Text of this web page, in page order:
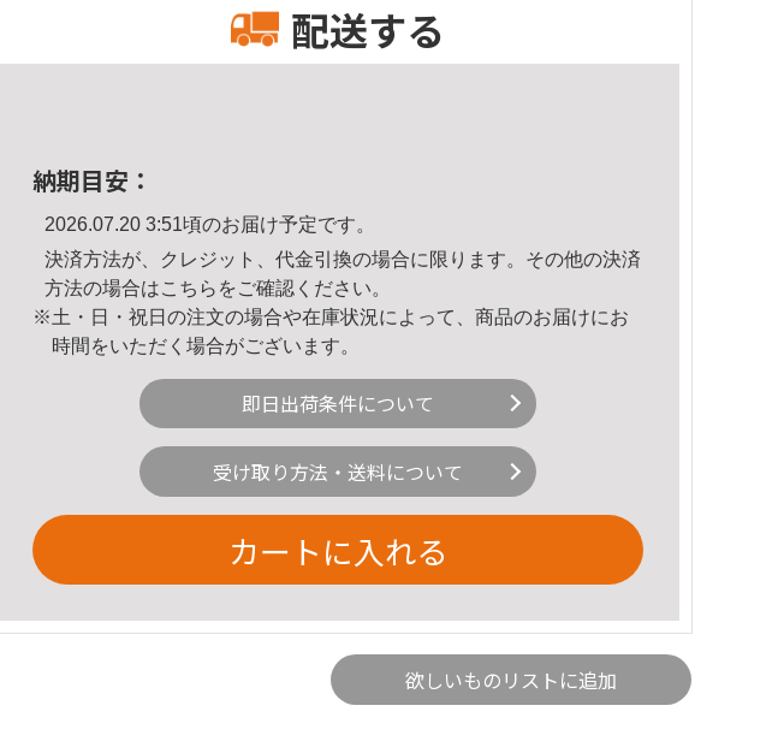
配送する
納期目安：
2026.07.20 3:51頃のお届け予定です。
決済方法が、クレジット、代金引換の場合に限ります。その他の決済
方法の場合はこちら をご確認ください。
※土・日・祝日の注文の場合や在庫状況によって、商品のお届けにお
時間をいただく場合がございます。
即日出荷条件について
受け取り方法・送料について
カートに入れる
欲しいものリストに追加